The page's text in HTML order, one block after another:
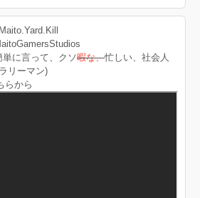
て、クソ暇な、忙しい、社会人
リーマン)
らから